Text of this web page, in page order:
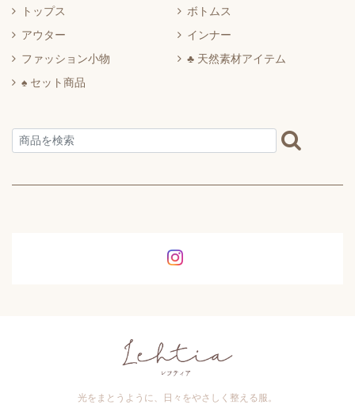
トップス
ボトムス
アウター
インナー
ファッション小物
♣ 天然素材アイテム
♠ セット商品
光をまとうように、日々をやさしく整える服。